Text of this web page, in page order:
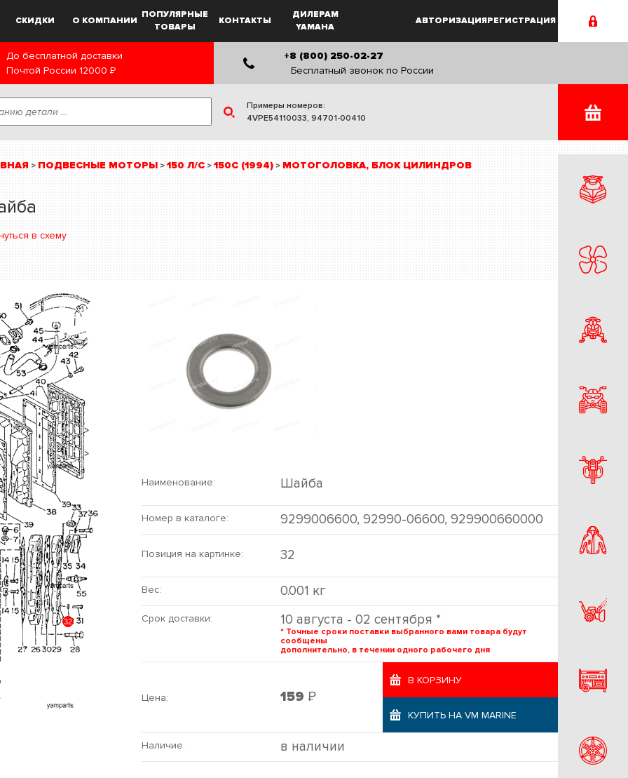
СКИДКИ О КОМПАНИИ
ПОПУЛЯРНЫЕ
ТОВАРЫ
КОНТАКТЫ
ДИЛЕРАМ
YAMAHA
АВТОРИЗАЦИЯРЕГИСТРАЦИЯ
До бесплатной доставки
Почтой России 12000 Р
+8 (800) 250-02-27
Бесплатный звонок по России
Примеры номеров:
4VPE54110033, 94701-00410
> ПОДВЕСНЫЕ МОТОРЫ > 150 Л/С > 150C (1994) > МОТОГОЛОВКА, БЛОК ЦИЛИНДРОВ
в схему
32
Наименование: Шайба
Номер в каталоге: 9299006600, 92990-06600, 929900660000
Позиция на картинке: 32
Вес: 0.001 кг
Срок доставки: 10 августа - 02 сентября *
* Точные сроки поставки выбранного вами товара будут
сообщены
дополнительно, в течении одного рабочего дня
Цена: 159 Р
В КОРЗИНУ
КУПИТЬ НА VM MARINE
Наличие: в наличии